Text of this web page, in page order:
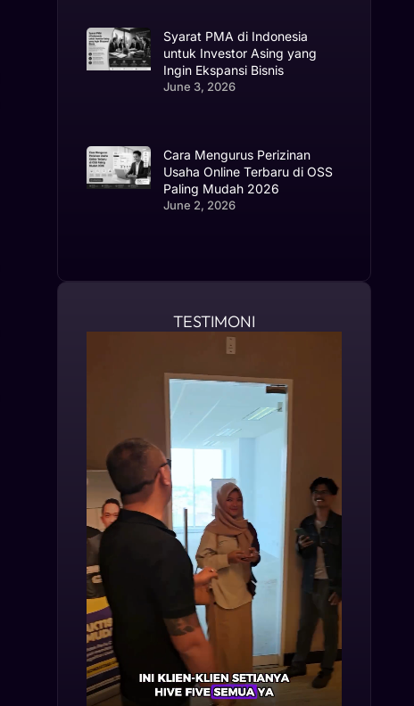
Syarat PMA di Indonesia
untuk Investor Asing yang
Ingin Ekspansi Bisnis
June 3, 2026
Cara Mengurus Perizinan
Usaha Online Terbaru di OSS
Paling Mudah 2026
June 2, 2026
TESTIMONI